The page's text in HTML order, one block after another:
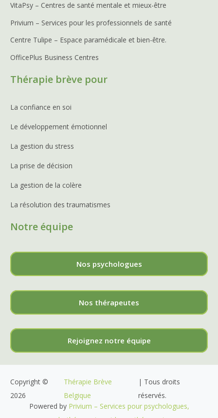
VitaPsy – Centres de santé mentale et mieux-être
Privium – Services pour les professionnels de santé
Centre Tulipe – Espace paramédicale et bien-être.
OfficePlus Business Centres
Thérapie brève pour
La confiance en soi
Le développement émotionnel
La gestion du stress
La prise de décision
La gestion de la colère
La résolution des traumatismes
Notre équipe
Nos psychologues
Nos thérapeutes
Rejoignez notre équipe
Copyright ©
2026
Thérapie Brève
Belgique
| Tous droits
réservés.
Powered by Privium – Services pour psychologues,